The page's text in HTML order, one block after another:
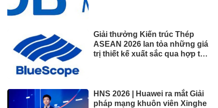
Giải thưởng Kiến trúc Thép
ASEAN 2026 lan tỏa những giá
trị thiết kế xuất sắc qua hợp tác
HNS 2026 | Huawei ra mắt Giải
pháp mạng khuôn viên Xinghe